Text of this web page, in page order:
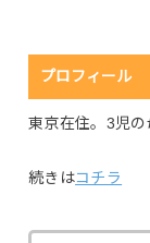
プロフィール
東京在住。3児の
続きはコチラ